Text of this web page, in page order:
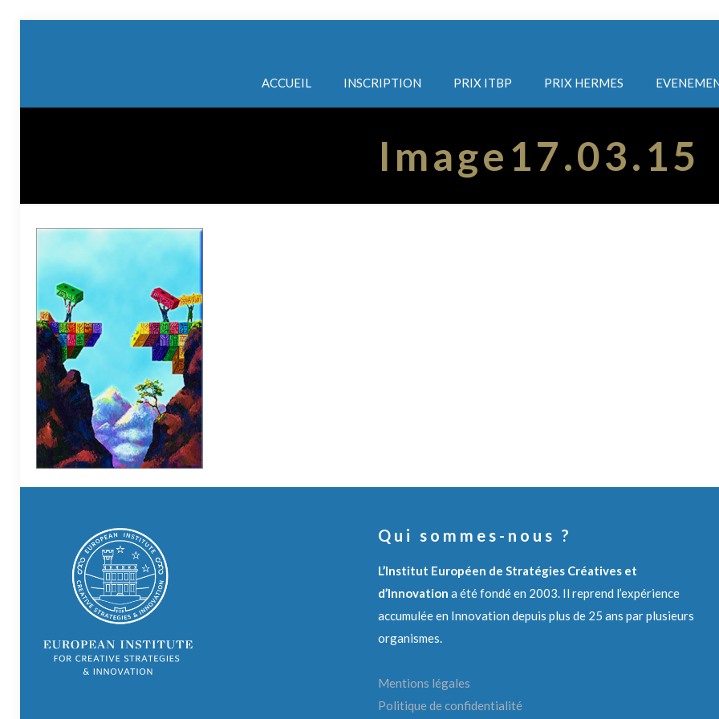
ACCUEIL INSCRIPTION PRIX ITBP PRIX HERMES
Image17.03.15
Qui sommes-nous ?
L’Institut Européen de Stratégies Créatives et
d’Innovation a été fondé en 2003. Il reprend l’expérience
accumulée en Innovation depuis plus de 25 ans par plusieurs
organismes.
Mentions légales
Politique de confidentialité